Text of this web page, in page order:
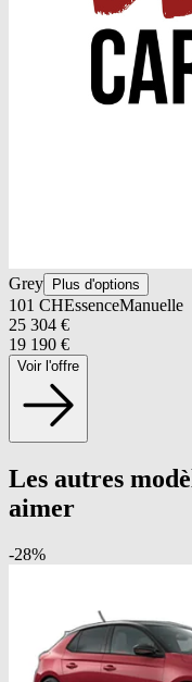
Grey Plus d'options
101 CHEssenceManuelle
25 304 €
19 190 €
Voir l'offre
Les autres
aimer
-28%